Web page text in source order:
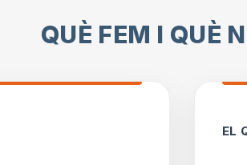
QUÈ FEM I QUÈ
EL